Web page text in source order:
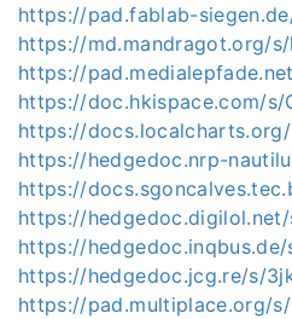
https://pad.fablab-
https://md.mandragot.org/s/
https://
https://doc.hkispace.com/s/
https://docs.localcharts.org/
https://hedgedoc.nrp-
https://
https://
https://hedgedoc.inqbus.de/
https://hedgedoc.jcg.re/s/
https://pad.multiplace.org/